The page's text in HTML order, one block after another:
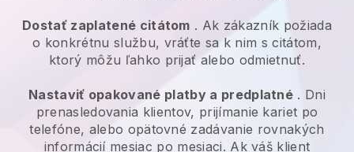
Dostať zaplatené citátom . Ak zákazník požiada
o konkrétnu službu, vráťte sa k nim s citátom,
ktorý môžu ľahko prijať alebo odmietnuť.
Nastaviť opakované platby a predplatné . Dni
prenasledovania klientov, prijímanie kariet po
telefóne, alebo opätovné zadávanie rovnakých
informácií mesiac po mesiaci. Ak váš klient